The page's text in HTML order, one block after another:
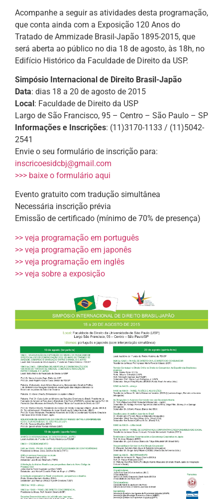
Acompanhe a seguir as atividades desta programação,
que conta ainda com a Exposição 120 Anos do
Tratado de Ammizade Brasil-Japão 1895-2015, que
será aberta ao público no dia 18 de agosto, às 18h, no
Edifício Histórico da Faculdade de Direito da USP.
Simpósio Internacional de Direito Brasil-Japão
Data: dias 18 a 20 de agosto de 2015
Local: Faculdade de Direito da USP
Largo de São Francisco, 95 – Centro – São Paulo – SP
Informações e Inscrições: (11)3170-1133 / (11)5042-
2541
Envie o seu formulário de inscrição para:
inscricoesidcbj@gmail.com
>>> baixe o formulário aqui
Evento gratuito com tradução simultânea
Necessária inscrição prévia
Emissão de certificado (mínimo de 70% de presença)
>> veja programação em português
>> veja programação em japonês
>> veja programação em inglês
>> veja sobre a exposição